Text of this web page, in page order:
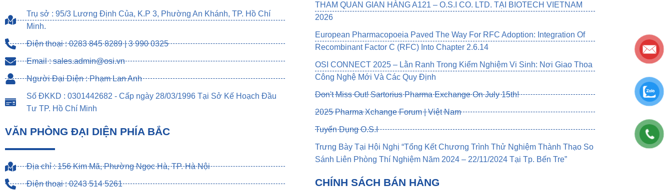
Trụ sở : 95/3 Lương Định Của, K.P 3, Phường An Khánh, TP. Hồ Chí
Minh.
Điện thoại : 0283 845 8289 | 3 990 0325
Email : sales.admin@osi.vn
Người Đại Diện : Phạm Lan Anh
Số ĐKKD : 0301442682 - Cấp ngày 28/03/1996 Tại Sở Kế Hoạch Đầu
Tư TP. Hồ Chí Minh
VĂN PHÒNG ĐẠI DIỆN PHÍA BẮC
Địa chỉ : 156 Kim Mã, Phường Ngọc Hà, TP. Hà Nội
Điện thoại : 0243 514 5261
THAM QUAN GIAN HÀNG A121 – O.S.I CO. LTD. TẠI BIOTECH VIETNAM
2026
European Pharmacopoeia Paved The Way For RFC Adoption: Integration Of
Recombinant Factor C (rFC) Into Chapter 2.6.14
OSI CONNECT 2025 – Lằn Ranh Trong Kiểm Nghiệm Vi Sinh: Nơi Giao Thoa
Công Nghệ Mới Và Các Quy Định
Don't Miss Out! Sartorius Pharma Exchange On July 15th!
2025 Pharma Xchange Forum | Việt Nam
Tuyển Dụng O.S.I
Trưng Bày Tại Hội Nghị “Tổng Kết Chương Trình Thử Nghiệm Thành Thạo So
Sánh Liên Phòng Thí Nghiệm Năm 2024 – 22/11/2024 Tại Tp. Bến Tre”
CHÍNH SÁCH BÁN HÀNG